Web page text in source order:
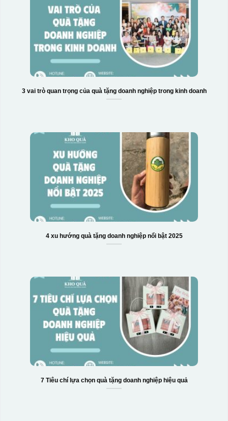
3 vai trò quan trọng của quà tặng doanh nghiệp trong kinh doanh
4 xu hướng quà tặng doanh nghiệp nổi bật 2025
7 Tiêu chí lựa chọn quà tặng doanh nghiệp hiệu quả